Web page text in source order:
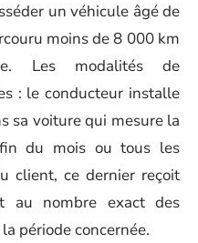
un véhicule âgé de
moins de 8 000 km
Les modalités de
: le conducteur installe
sa voiture qui mesure la
du mois ou tous les
client, ce dernier reçoit
au nombre exact des
période concernée.